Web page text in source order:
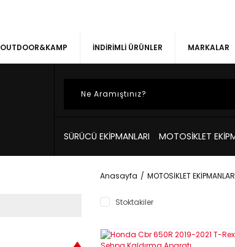
OUTDOOR&KAMP İNDİRİMLİ ÜRÜNLER MARKALAR
SÜRÜCÜ EKİPMANLARI MOTOSİKLET
Anasayfa MOTOSİKLET
Stoktakiler